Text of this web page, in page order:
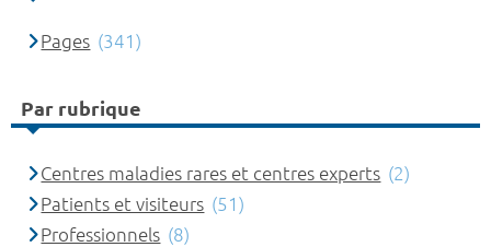
Pages (341)
Par rubrique
Centres maladies rares et centres experts (2)
Patients et visiteurs (51)
Professionnels (8)